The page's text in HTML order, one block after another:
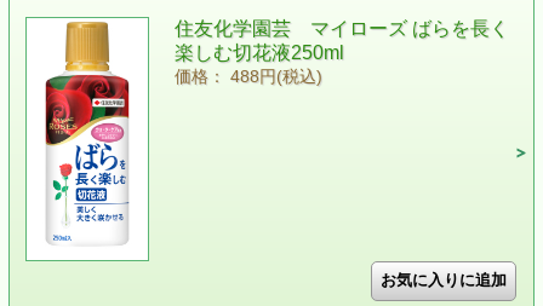
住友化学園芸 マイローズ ばらを長く
楽しむ切花液250ml
価格： 488円(税込)